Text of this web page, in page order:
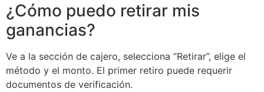
¿Cómo puedo retirar mis
ganancias?
Ve a la sección de cajero, selecciona “Retirar”, elige el
método y el monto. El primer retiro puede requerir
documentos de verificación.